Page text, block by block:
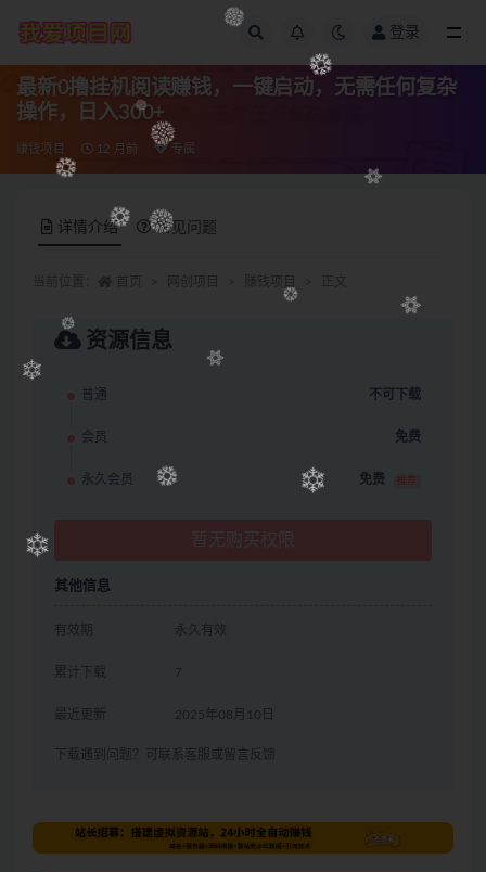
登录
最新0撸挂机阅读赚钱，一键启动，无需任何复杂
操作，日入300+
赚钱项目 12 月前 专属
详情介绍 常见问题
资源信息
普通 不可下载
会员 免费
永久会员 免费 推荐
其他信息
有效期 永久有效
累计下载 7
最近更新 2025年08月10日
下载遇到问题？可联系客服或留言反馈